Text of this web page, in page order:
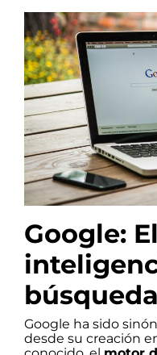
Google:
búsqueda
Google ha sido
desde su creación